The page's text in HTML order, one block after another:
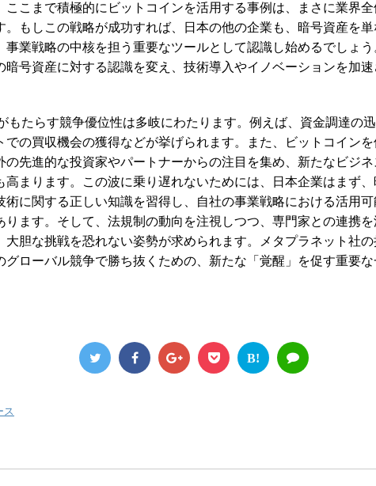
ここまで積極的にビットコインを活用する事例は、まさに業界
。もしこの戦略が成功すれば、日本の他の企業も、暗号資産を単
事業戦略の中核を担う重要なツールとして認識し始めるでしょ
暗号資産に対する認識を変え、技術導入やイノベーションを加
もたらす競争優位性は多岐にわたります。例えば、資金調達の迅
での買収機会の獲得などが挙げられます。また、ビットコイン
の先進的な投資家やパートナーからの注目を集め、新たなビジネ
高まります。この波に乗り遅れないためには、日本企業はまず、
術に関する正しい知識を習得し、自社の事業戦略における活用
ります。そして、法規制の動向を注視しつつ、専門家との連携
大胆な挑戦を恐れない姿勢が求められます。メタプラネット社
グローバル競争で勝ち抜くための、新たな「覚醒」を促す重要
B!
ス